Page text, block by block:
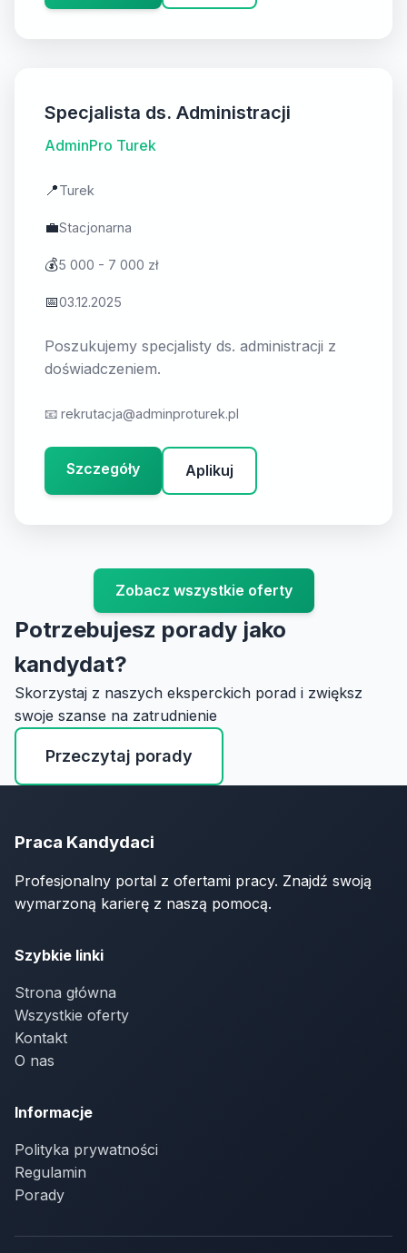
Specjalista ds. Administracji
AdminPro Turek
📍Turek
💼Stacjonarna
💰5 000 - 7 000 zł
📅03.12.2025
Poszukujemy specjalisty ds. administracji z
doświadczeniem.
📧 rekrutacja@adminproturek.pl
Szczegóły Aplikuj
Zobacz wszystkie oferty
Potrzebujesz porady jako
kandydat?
Skorzystaj z naszych eksperckich porad i zwiększ
swoje szanse na zatrudnienie
Przeczytaj porady
Praca Kandydaci
Profesjonalny portal z ofertami pracy. Znajdź swoją
wymarzoną karierę z naszą pomocą.
Szybkie linki
Strona główna
Wszystkie oferty
Kontakt
O nas
Informacje
Polityka prywatności
Regulamin
Porady